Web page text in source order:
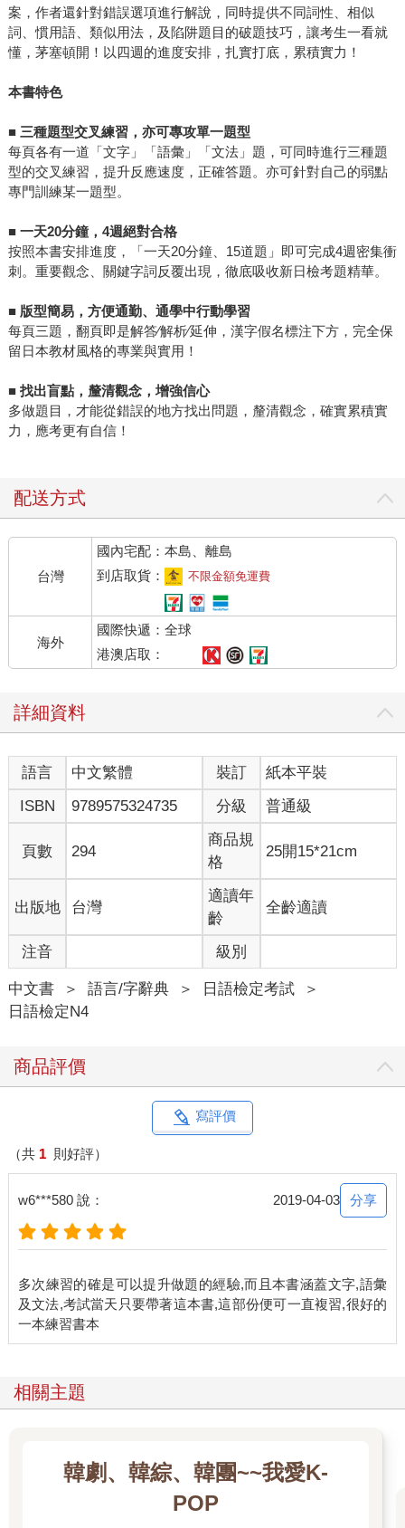
案，作者還針對錯誤選項進行解說，同時提供不同詞性、相似
詞、慣用語、類似用法，及陷阱題目的破題技巧，讓考生一看就
懂，茅塞頓開！以四週的進度安排，扎實打底，累積實力！
本書特色
■ 三種題型交叉練習，亦可專攻單一題型
每頁各有一道「文字」「語彙」「文法」題，可同時進行三種題
型的交叉練習，提升反應速度，正確答題。亦可針對自己的弱點
專門訓練某一題型。
■ 一天20分鐘， 4週絕對合格
按照本書安排進度，「一天20分鐘、15道題」即可完成4週密集衝
刺。重要觀念、關鍵字詞反覆出現，徹底吸收新日檢考題精華。
■ 版型簡易，方便通勤、通學中行動學習
每頁三題，翻頁即是解答∕解析∕延伸，漢字假名標注下方，完全保
留日本教材風格的專業與實用！
■ 找出盲點，釐清觀念，增強信心
多做題目，才能從錯誤的地方找出問題，釐清觀念，確實累積實
力，應考更有自信！
配送方式
台灣
國內宅配：本島、離島
到店取貨：
不限金額免運費
海外
國際快遞：全球
港澳店取：
詳細資料
語言 中文繁體 裝訂
紙本平裝
ISBN
9789575324735 分級 普通級
頁數 294
商品規
格
25開15*21cm
出版地 台灣
適讀年
齡
全齡適讀
注音 級別
中文書 ＞ 語言/字辭典 ＞ 日語檢定考試
＞
日語檢定N4
商品評價
寫評價
（共 1 則好評）
w6***580 說： 2019-04-03 分享
多次練習的確是可以提升做題的經驗,而且本書涵蓋文字,語彙
及文法,考試當天只要帶著這本書,這部份便可一直複習,很好的
相關主題
韓劇、韓綜、韓團~~我愛K-
POP